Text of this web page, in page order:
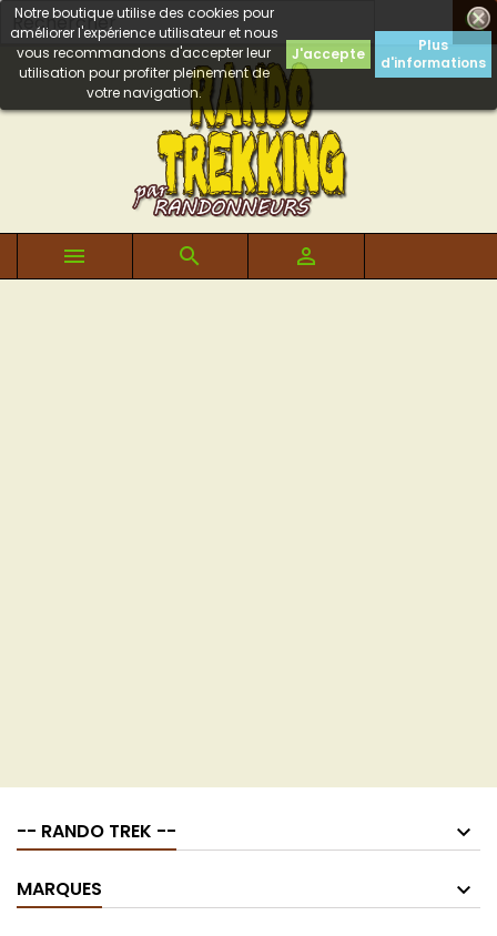

Notre boutique utilise des cookies pour
améliorer l'expérience utilisateur et nous
vous recommandons d'accepter leur
utilisation pour profiter pleinement de
votre navigation.
J'accepte
Plus
d'informations
  
-- RANDO TREK --
MARQUES